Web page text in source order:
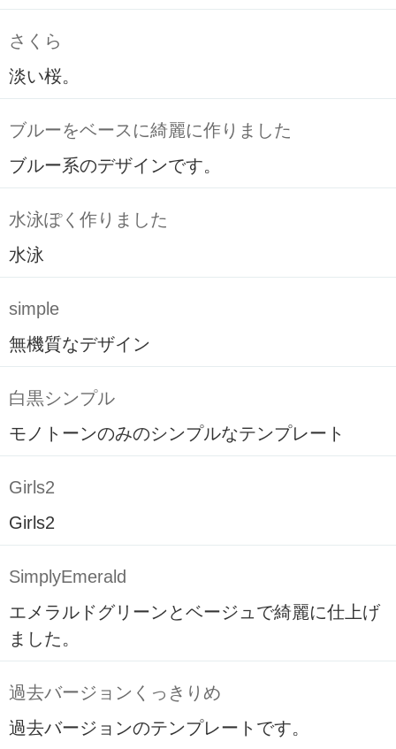
さくら
淡い桜。
ブルーをベースに綺麗に作りました
ブルー系のデザインです。
水泳ぽく作りました
水泳
simple
無機質なデザイン
白黒シンプル
モノトーンのみのシンプルなテンプレート
Girls2
Girls2
SimplyEmerald
エメラルドグリーンとベージュで綺麗に仕上げ
ました。
過去バージョンくっきりめ
過去バージョンのテンプレートです。